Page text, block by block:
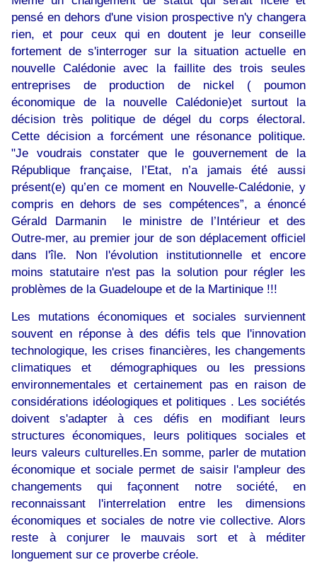
pensé en dehors d'une vision prospective n'y changera
rien, et pour ceux qui en doutent je leur conseille
fortement de s'interroger sur la situation actuelle en
nouvelle Calédonie avec la faillite des trois seules
entreprises de production de nickel ( poumon
économique de la nouvelle Calédonie)et surtout la
décision très politique de dégel du corps électoral.
Cette décision a forcément une résonance politique.
"Je voudrais constater que le gouvernement de la
République française, l’Etat, n’a jamais été aussi
présent(e) qu’en ce moment en Nouvelle-Calédonie, y
compris en dehors de ses compétences”, a énoncé
Gérald Darmanin le ministre de l’Intérieur et des
Outre-mer, au premier jour de son déplacement officiel
dans l'île. Non l'évolution institutionnelle et encore
moins statutaire n'est pas la solution pour régler les
problèmes de la Guadeloupe et de la Martinique !!!
Les mutations économiques et sociales surviennent
souvent en réponse à des défis tels que l'innovation
technologique, les crises financières, les changements
climatiques et démographiques ou les pressions
environnementales et certainement pas en raison de
considérations idéologiques et politiques . Les sociétés
doivent s'adapter à ces défis en modifiant leurs
structures économiques, leurs politiques sociales et
leurs valeurs culturelles.En somme, parler de mutation
économique et sociale permet de saisir l'ampleur des
changements qui façonnent notre société, en
reconnaissant l'interrelation entre les dimensions
économiques et sociales de notre vie collective. Alors
reste à conjurer le mauvais sort et à méditer
longuement sur ce proverbe créole.